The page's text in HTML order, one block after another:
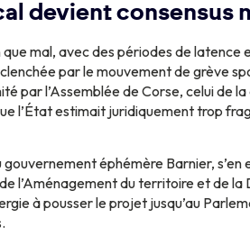
devient consensus
mal, avec des périodes de latence
par le mouvement de grève
par l’Assemblée de Corse, celui
l’État estimait juridiquement trop
éphémère Barnier, s’en
l’Aménagement du territoire et de
à pousser le projet jusqu’au